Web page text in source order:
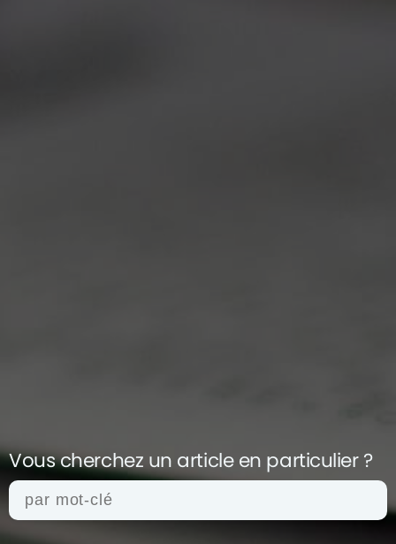
Vous cherchez un article en particulier ?